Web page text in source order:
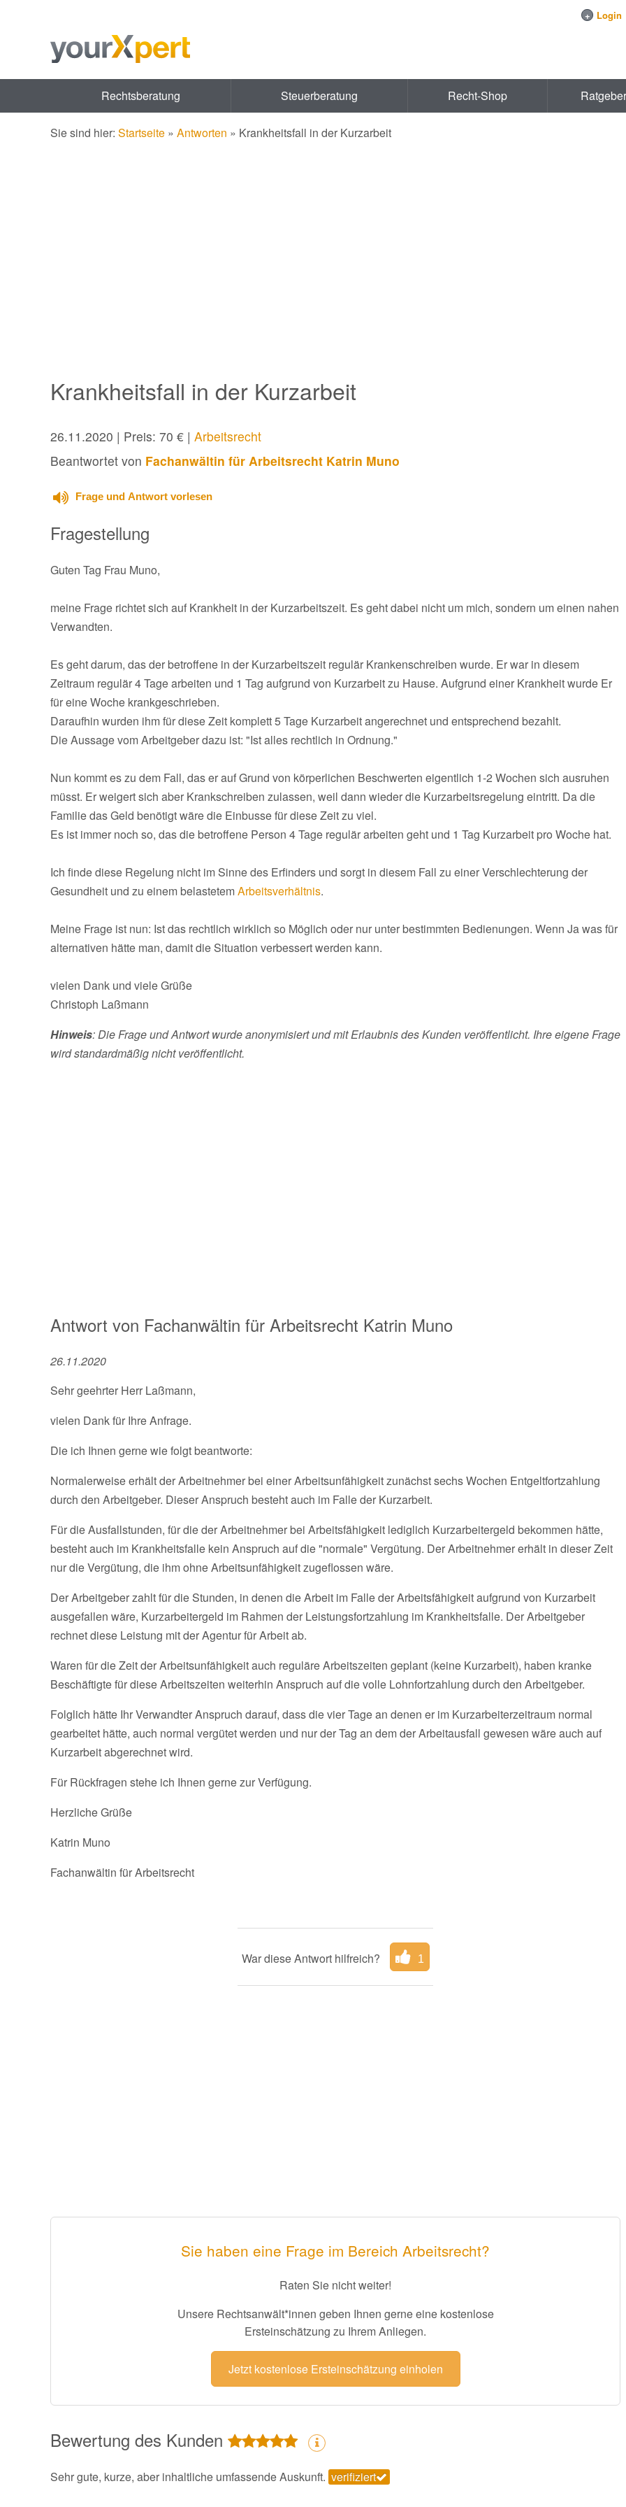
+ Login
Rechtsberatung Steuerberatung Recht-Shop Ratgeber
Sie sind hier: Startseite » Antworten » Krankheitsfall in der Kurzarbeit
Krankheitsfall in der Kurzarbeit
26.11.2020 | Preis: 70 € | Arbeitsrecht
Beantwortet von Fachanwältin für Arbeitsrecht Katrin Muno
Frage und Antwort vorlesen
Fragestellung
Guten Tag Frau Muno,
meine Frage richtet sich auf Krankheit in der Kurzarbeitszeit. Es geht dabei nicht um mich, sondern um einen nahen
Verwandten.
Es geht darum, das der betroffene in der Kurzarbeitszeit regulär Krankenschreiben wurde. Er war in diesem
Zeitraum regulär 4 Tage arbeiten und 1 Tag aufgrund von Kurzarbeit zu Hause. Aufgrund einer Krankheit wurde Er
für eine Woche krankgeschrieben.
Daraufhin wurden ihm für diese Zeit komplett 5 Tage Kurzarbeit angerechnet und entsprechend bezahlt.
Die Aussage vom Arbeitgeber dazu ist: "Ist alles rechtlich in Ordnung."
Nun kommt es zu dem Fall, das er auf Grund von körperlichen Beschwerten eigentlich 1-2 Wochen sich ausruhen
müsst. Er weigert sich aber Krankschreiben zulassen, weil dann wieder die Kurzarbeitsregelung eintritt. Da die
Familie das Geld benötigt wäre die Einbusse für diese Zeit zu viel.
Es ist immer noch so, das die betroffene Person 4 Tage regulär arbeiten geht und 1 Tag Kurzarbeit pro Woche hat.
Ich finde diese Regelung nicht im Sinne des Erfinders und sorgt in diesem Fall zu einer Verschlechterung der
Gesundheit und zu einem belastetemArbeitsverhältnis.
Meine Frage ist nun: Ist das rechtlich wirklich so Möglich oder nur unter bestimmten Bedienungen. Wenn Ja was für
alternativen hätte man, damit die Situation verbessert werden kann.
vielen Dank und viele Grüße
Christoph Laßmann
Hinweis: Die Frage und Antwort wurde anonymisiert und mit Erlaubnis des Kunden veröffentlicht. Ihre eigene Frage
wird standardmäßig nicht veröffentlicht.
Antwort von Fachanwältin für Arbeitsrecht Katrin Muno
26.11.2020
Sehr geehrter Herr Laßmann,
vielen Dank für Ihre Anfrage.
Die ich Ihnen gerne wie folgt beantworte:
Normalerweise erhält der Arbeitnehmer bei einer Arbeitsunfähigkeit zunächst sechs Wochen Entgeltfortzahlung
durch den Arbeitgeber. Dieser Anspruch besteht auch im Falle der Kurzarbeit.
Für die Ausfallstunden, für die der Arbeitnehmer bei Arbeitsfähigkeit lediglich Kurzarbeitergeld bekommen hätte,
besteht auch im Krankheitsfalle kein Anspruch auf die "normale" Vergütung. Der Arbeitnehmer erhält in dieser Zeit
nur die Vergütung, die ihm ohne Arbeitsunfähigkeit zugeflossen wäre.
Der Arbeitgeber zahlt für die Stunden, in denen die Arbeit im Falle der Arbeitsfähigkeit aufgrund von Kurzarbeit
ausgefallen wäre, Kurzarbeitergeld im Rahmen der Leistungsfortzahlung im Krankheitsfalle. Der Arbeitgeber
rechnet diese Leistung mit der Agentur für Arbeit ab.
Waren für die Zeit der Arbeitsunfähigkeit auch reguläre Arbeitszeiten geplant (keine Kurzarbeit), haben kranke
Beschäftigte für diese Arbeitszeiten weiterhin Anspruch auf die volle Lohnfortzahlung durch den Arbeitgeber.
Folglich hätte Ihr Verwandter Anspruch darauf, dass die vier Tage an denen er im Kurzarbeiterzeitraum normal
gearbeitet hätte, auch normal vergütet werden und nur der Tag an dem der Arbeitausfall gewesen wäre auch auf
Kurzarbeit abgerechnet wird.
Für Rückfragen stehe ich Ihnen gerne zur Verfügung.
Herzliche Grüße
Katrin Muno
Fachanwältin für Arbeitsrecht
War diese Antwort hilfreich? 1
Sie haben eine Frage im Bereich Arbeitsrecht?
Raten Sie nicht weiter!
Unsere Rechtsanwält*innen geben Ihnen gerne eine kostenlose
Ersteinschätzung zu Ihrem Anliegen.
Jetzt kostenlose Ersteinschätzung einholen
Bewertung des Kunden
Sehr gute, kurze, aber inhaltliche umfassende Auskunft. verifiziert